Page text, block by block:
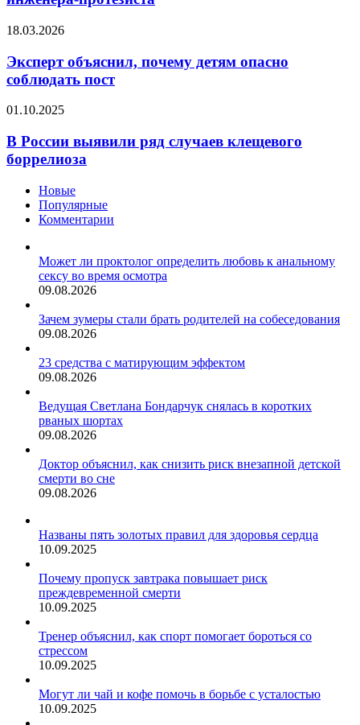
образование
протезиста
Эксперт
почему
детям
опасно
пост
18.03.2026
Эксперт объяснил, почему детям опасно
соблюдать пост
В
выявили
ряд
случаев
боррелиоза
01.10.2025
В России выявили ряд случаев клещевого
боррелиоза
Новые
Популярные
Комментарии
Может ли проктолог определить любовь к анальному
сексу во время осмотра
09.08.2026
Зачем зумеры стали брать родителей на собеседования
09.08.2026
23 средства с матирующим эффектом
09.08.2026
Ведущая Светлана Бондарчук снялась в коротких
рваных шортах
09.08.2026
Доктор объяснил, как снизить риск внезапной детской
смерти во сне
09.08.2026
Названы пять золотых правил для здоровья сердца
10.09.2025
Почему пропуск завтрака повышает риск
преждевременной смерти
10.09.2025
Тренер объяснил, как спорт помогает бороться со
стрессом
10.09.2025
Могут ли чай и кофе помочь в борьбе с усталостью
10.09.2025